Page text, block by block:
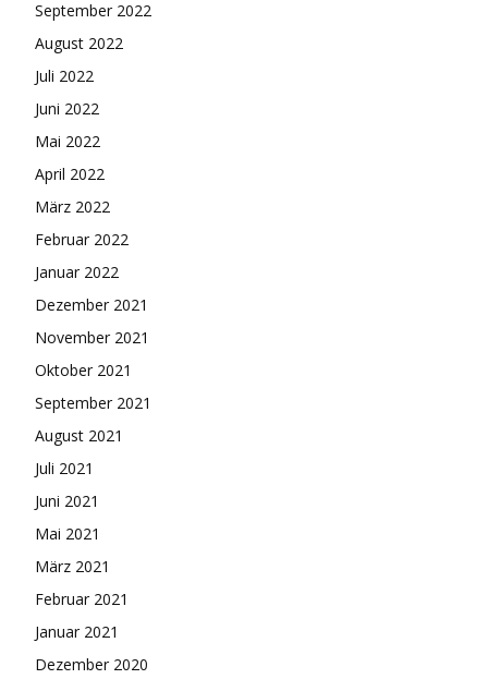
September 2022
August 2022
Juli 2022
Juni 2022
Mai 2022
April 2022
März 2022
Februar 2022
Januar 2022
Dezember 2021
November 2021
Oktober 2021
September 2021
August 2021
Juli 2021
Juni 2021
Mai 2021
März 2021
Februar 2021
Januar 2021
Dezember 2020